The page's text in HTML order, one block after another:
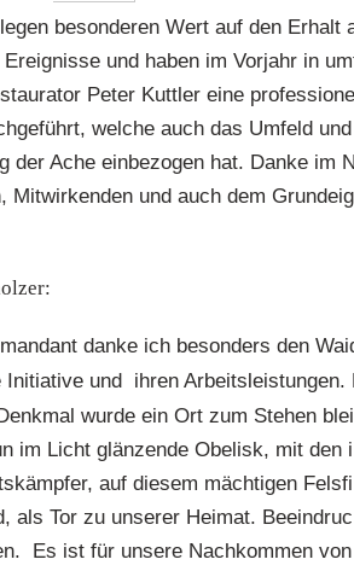
besonderen Wert auf den Erhalt
und haben im Vorjahr in
Peter Kuttler eine
welche auch das Umfeld
der Ache einbezogen hat. Danke im
Mitwirkenden und auch dem
danke ich besonders den
Initiative und ihren
wurde ein Ort zum Stehen
im Licht glänzende Obelisk, mit den
auf diesem mächtigen
als Tor zu unserer Heimat.
Es ist für unsere Nachkommen